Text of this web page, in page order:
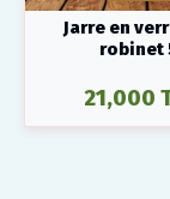
Jarre en
robinet
21,000